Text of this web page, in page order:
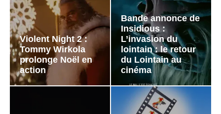
Violent Night 2 :
Tommy Wirkola
prolonge Noël en
action
Bande annonce de
Insidious :
L’invasion du
lointain : le retour
du Lointain au
cinéma